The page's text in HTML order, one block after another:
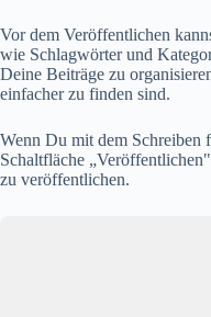
Vor dem Veröffentlichen
wie Schlagwörter und
Deine Beiträge zu
einfacher zu finden sind.
Wenn Du mit dem Schreiben
Schaltfläche
zu veröffentlichen.